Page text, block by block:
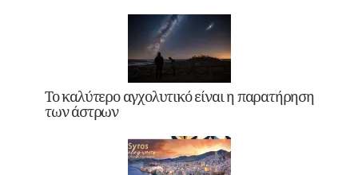
Το καλύτερο αγχολυτικό είναι η παρατήρηση
των άστρων